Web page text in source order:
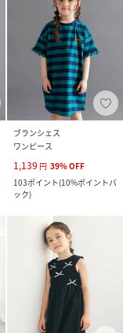
ブランシェス
ワンピース
1,139 円 39%OFF
103ポイント(10%ポイントバ
ック)